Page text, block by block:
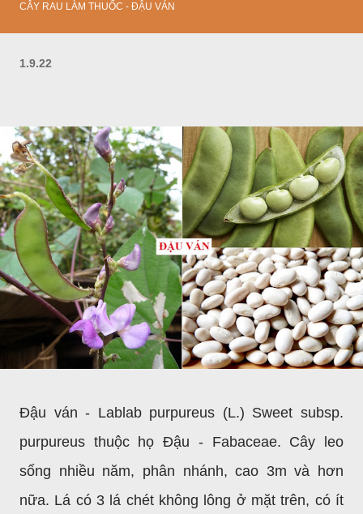
CÂY RAU LÀM THUỐC - ĐẬU VÁN
1.9.22
Đậu ván - Lablab purpureus (L.) Sweet subsp.
purpureus thuộc họ Đậu - Fabaceae. Cây leo
sống nhiều năm, phân nhánh, cao 3m và hơn
nữa. Lá có 3 lá chét không lông ở mặt trên, có ít